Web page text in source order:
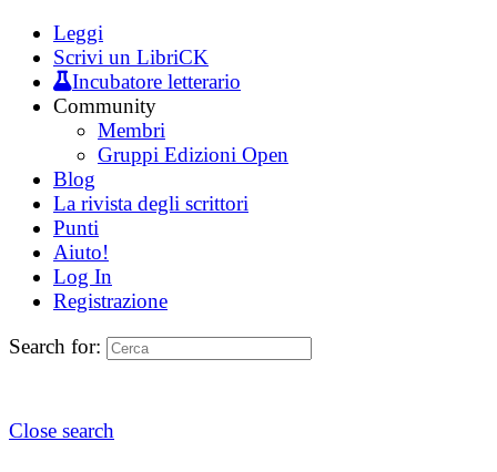
Leggi
Scrivi un LibriCK
Incubatore letterario
Community
Membri
Gruppi Edizioni Open
Blog
La rivista degli scrittori
Punti
Aiuto!
Log In
Registrazione
Search for:
Close search